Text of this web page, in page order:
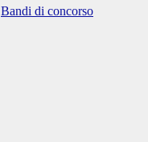
Bandi di concorso